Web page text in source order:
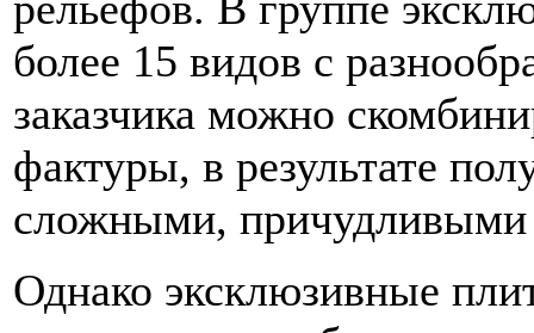
более 15 видов с
заказчика можно
фактуры, в результате
сложными, причудливыми
Однако эксклюзивные